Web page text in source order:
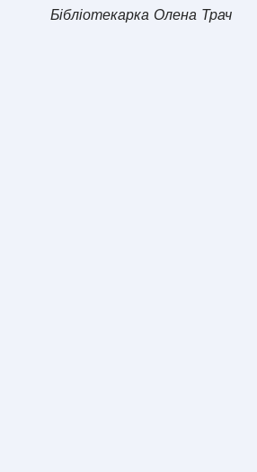
Бібліотекарка Олена Трач